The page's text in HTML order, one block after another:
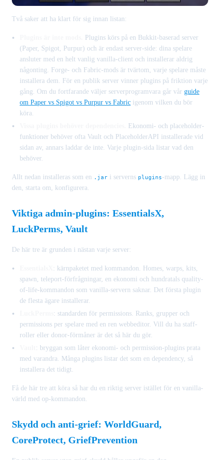
Två saker att ha klart för sig innan listan:
Plugins körs på en Bukkit-baserad server
(Paper, Spigot, Purpur) och är endast server-side: dina spelare
ansluter med en helt vanlig vanilla-client och installerar aldrig
någonting. Forge- och Fabric-mods är tvärtom, varje spelare måste
installera dem. För en publik server vinner plugins på friktion varje
gång. Om du fortfarande väljer serverprogramvara går vår guide
om Paper vs Spigot vs Purpur vs Fabric igenom vilken du bör
köra.
Ekonomi- och placeholder-
funktioner behöver ofta Vault och PlaceholderAPI installerade vid
sidan av, annars laddar de inte. Varje plugin-sida listar vad den
behöver.
Allt nedan installeras som en .jar i serverns plugins-mapp. Lägg in
den, starta om, konfigurera.
Viktiga admin-plugins: EssentialsX,
LuckPerms, Vault
De här tre är grunden i nästan varje server:
: kärnpaketet med kommandon. Homes, warps, kits,
spawn, teleport-förfrågningar, en ekonomi och hundratals quality-
of-life-kommandon som vanilla-servern saknar. Det första plugin
de flesta ägare installerar.
: standarden för permissions. Ranks, grupper och
permissions per spelare med en ren webbeditor. Vill du ha staff-
roller eller donor-förmåner är det så här du gör.
: bryggan som låter ekonomi- och permission-plugins prata
med varandra. Många plugins listar det som en dependency, så
installera det tidigt.
Få de här tre att köra så har du en riktig server istället för en vanilla-
värld med op-kommandon.
Skydd och anti-grief: WorldGuard,
CoreProtect, GriefPrevention